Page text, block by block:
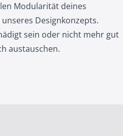
Modularität deines
Designkonzepts.
sein oder nicht mehr gut
austauschen.